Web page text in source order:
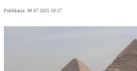
Publikacja: 08.07.2025 10:27